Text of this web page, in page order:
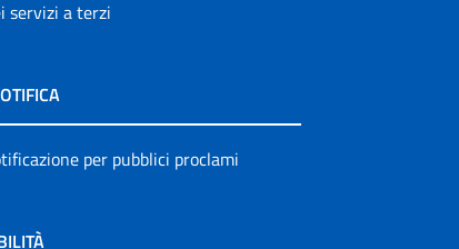
servizi a terzi
per pubblici proclami